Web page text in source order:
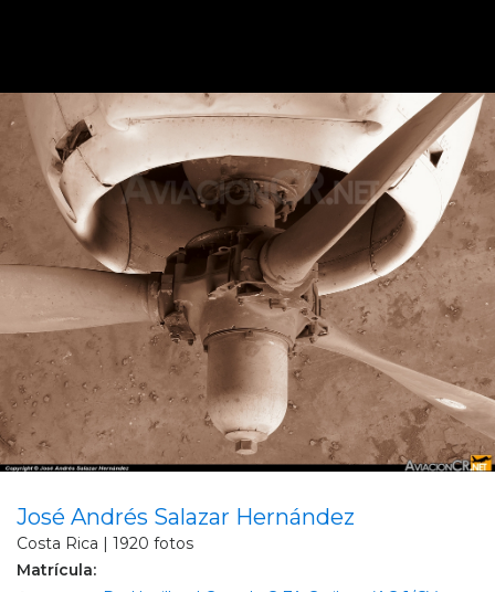
José Andrés Salazar Hernández
Costa Rica | 1920 fotos
Matrícula: